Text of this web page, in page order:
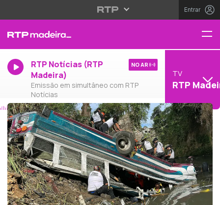
Entrar
RTP Notícias (RTP
Madeira)
Emissão em simultâneo com RTP
Notícias
NO AR
TV
RTP